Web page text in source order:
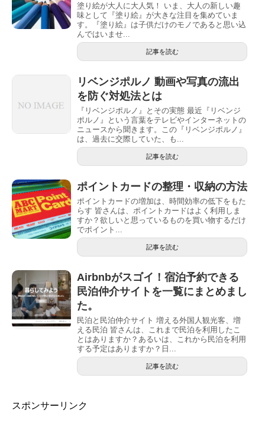
塗り絵が大人に大人気！ いま、大人の新しい趣
味として『塗り絵』が大きな注目を集めていま
す。『塗り絵』は子供だけのモノであると思い込
んではいませ...
記事を読む
リベンジポルノ 動画や写真の流出
を防ぐ対処法とは
『リベンジポルノ』とその実態 最近『リベンジ
ポルノ』という言葉をテレビやインターネットの
ニュースから聞きます。この『リベンジポルノ』
は、過去に交際していた、も...
記事を読む
ポイントカードの整理・収納の方法
ポイントカードの増加は、時間効率の低下をもた
らす 皆さんは、ポイントカードはよく利用しま
すか？欲しいと思っているものを買い物するだけ
でポイント...
記事を読む
Airbnbがスゴイ！宿泊予約できる
民泊仲介サイトを一覧にまとめまし
た。
民泊と民泊仲介サイト 増える外国人観光客、増
える民泊 皆さんは、これまで民泊を利用したこ
とはありますか？あるいは、これから民泊を利用
する予定はありますか？日...
記事を読む
スポンサーリンク